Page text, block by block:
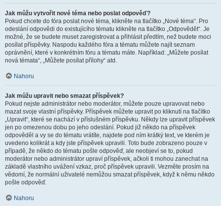
Jak můžu vytvořit nové téma nebo poslat odpověď?
Pokud chcete do fóra poslat nové téma, klikněte na tlačítko „Nové téma“. Pro
odeslání odpovědi do existujícího tématu klikněte na tlačítko „Odpovědět“. Je
možné, že se budete muset zaregistrovat a přihlásit předtím, než budete moci
posílat příspěvky. Naspodu každého fóra a tématu můžete najít seznam
oprávnění, které v konkrétním fóru a tématu máte. Například: „Můžete posílat
nová témata“, „Můžete posílat přílohy“ atd.
Nahoru
Jak můžu upravit nebo smazat příspěvek?
Pokud nejste administrátor nebo moderátor, můžete pouze upravovat nebo
mazat svoje vlastní příspěvky. Příspěvek můžete upravit po kliknutí na tlačítko
„Upravit“, které se nachází v příslušném příspěvku. Někdy lze upravit příspěvek
jen po omezenou dobu po jeho odeslání. Pokud již někdo na příspěvek
odpověděl a vy se do tématu vrátíte, najdete pod ním krátký text, ve kterém je
uvedeno kolikrát a kdy jste příspěvek upravili. Toto bude zobrazeno pouze v
případě, že někdo do tématu pošle odpověď, ale neobjeví se to, pokud
moderátor nebo administrátor upraví příspěvek, ačkoli ti mohou zanechat na
základě vlastního uvážení vzkaz, proč příspěvek upravili. Vezměte prosím na
vědomí, že normální uživatelé nemůžou smazat příspěvek, když k němu někdo
pošle odpověď.
Nahoru